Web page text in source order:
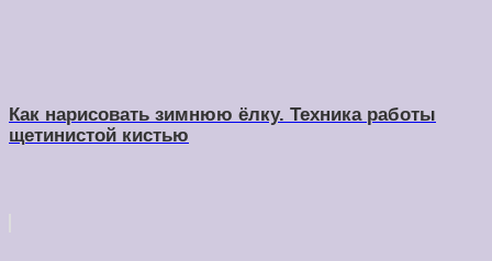
Как нарисовать зимнюю ёлку. Техника работы
щетинистой кистью